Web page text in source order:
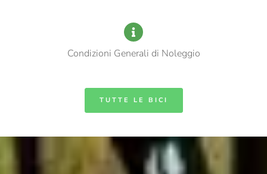
Condizioni Generali di Noleggio
TUTTE LE BICI